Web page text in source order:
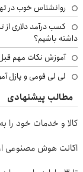
روانشناس خوب در
کسب درآمد دلاری از
داشته باشیم؟
آموزش نکات مهم قبل
لی لی فومی و پازل
مطالب پیشنهادی
کالا و خدمات خود
اکانت هوش مصنوعی